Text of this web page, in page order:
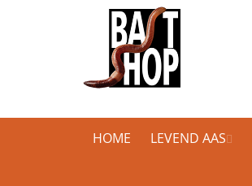
HOME LEVEND AAS